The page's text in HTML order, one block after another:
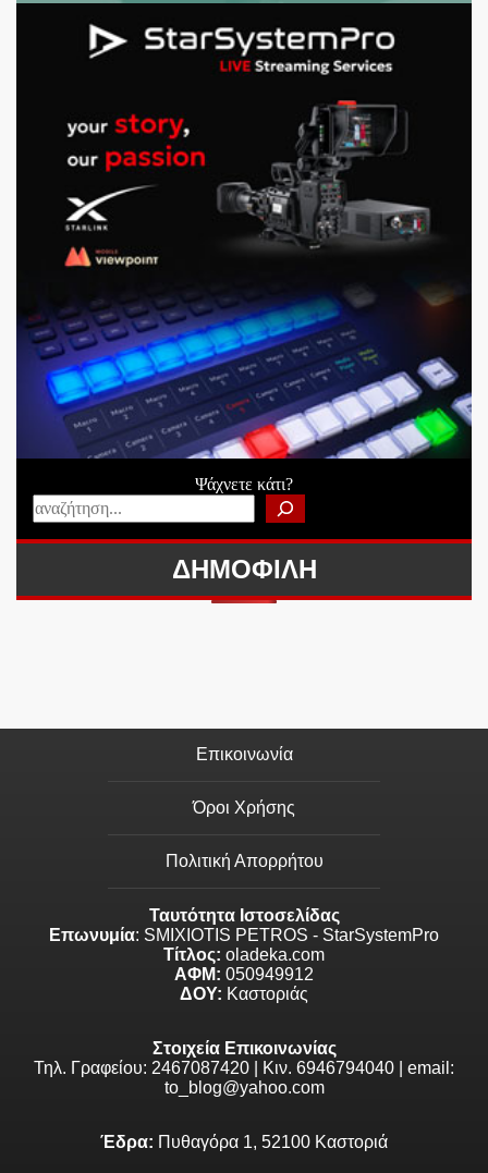
Ψάχνετε κάτι?
ΔΗΜΟΦΙΛΗ
Επικοινωνία
Όροι Χρήσης
Πολιτική Απορρήτου
Ταυτότητα Ιστοσελίδας
Επωνυμία: SMIXIOTIS PETROS - StarSystemPro
Τίτλος: oladeka.com
ΑΦΜ: 050949912
ΔΟΥ: Καστοριάς
Στοιχεία Επικοινωνίας
Τηλ. Γραφείου: 2467087420 | Κιν. 6946794040 | email:
to_blog@yahoo.com
Έδρα: Πυθαγόρα 1, 52100 Καστοριά